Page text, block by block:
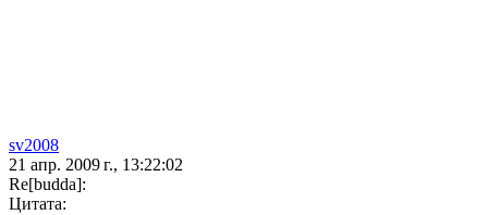
sv2008
21 апр. 2009 г., 13:22:02
Re[budda]:
Цитата: